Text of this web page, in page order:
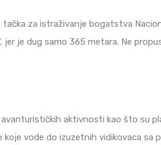
za istraživanje bogatstva
je dug samo 365 metara. Ne
aktivnosti kao što su
vode do izuzetnih vidikovaca sa